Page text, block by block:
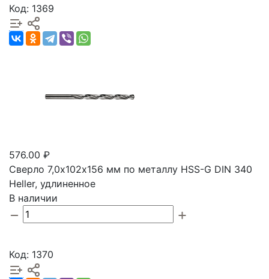
Код: 1369
576.00 ₽
Сверло 7,0х102х156 мм по металлу HSS-G DIN 340
Heller, удлиненное
В наличии
Код: 1370